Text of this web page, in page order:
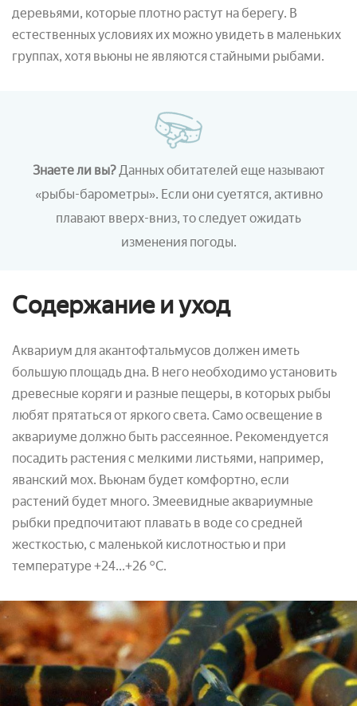
деревьями, которые плотно растут на берегу. В
естественных условиях их можно увидеть в маленьких
группах, хотя вьюны не являются стайными рыбами.
Знаете ли вы? Данных обитателей еще называют
«рыбы-барометры». Если они суетятся, активно
плавают вверх-вниз, то следует ожидать
изменения погоды.
Содержание и уход
Аквариум для акантофтальмусов должен иметь
большую площадь дна. В него необходимо установить
древесные коряги и разные пещеры, в которых рыбы
любят прятаться от яркого света. Само освещение в
аквариуме должно быть рассеянное. Рекомендуется
посадить растения с мелкими листьями, например,
яванский мох. Вьюнам будет комфортно, если
растений будет много. Змеевидные аквариумные
рыбки предпочитают плавать в воде со средней
жесткостью, с маленькой кислотностью и при
температуре +24...+26 °С.